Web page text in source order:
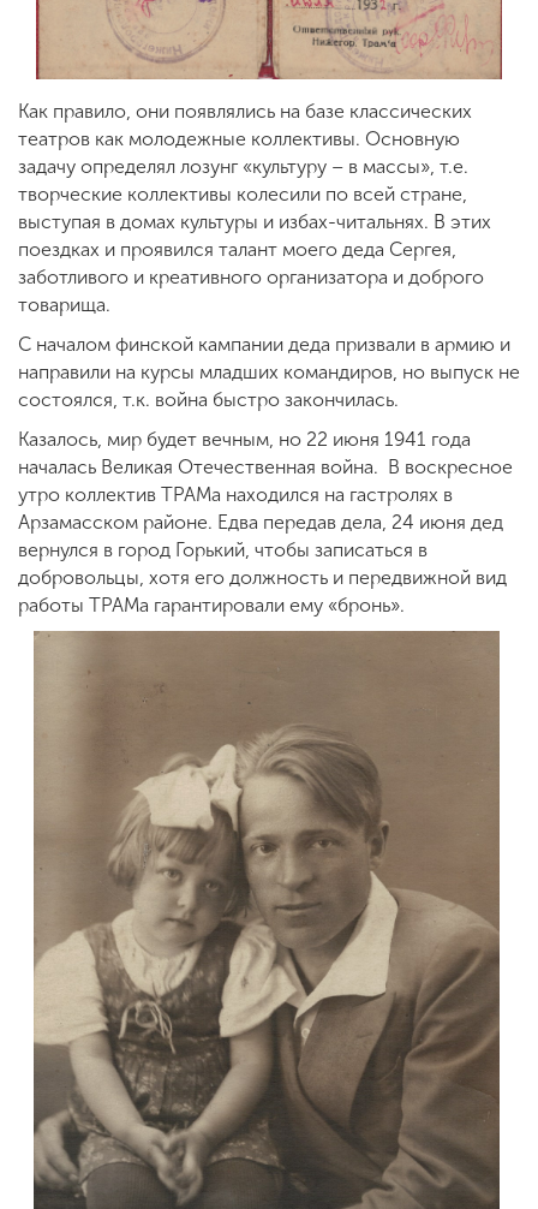
Как правило, они появлялись на базе классических
театров как молодежные коллективы. Основную
задачу определял лозунг «культуру – в массы», т.е.
творческие коллективы колесили по всей стране,
выступая в домах культуры и избах-читальнях. В этих
поездках и проявился талант моего деда Сергея,
заботливого и креативного организатора и доброго
товарища.
С началом финской кампании деда призвали в армию и
направили на курсы младших командиров, но выпуск не
состоялся, т.к. война быстро закончилась.
Казалось, мир будет вечным, но 22 июня 1941 года
началась Великая Отечественная война. В воскресное
утро коллектив ТРАМа находился на гастролях в
Арзамасском районе. Едва передав дела, 24 июня дед
вернулся в город Горький, чтобы записаться в
добровольцы, хотя его должность и передвижной вид
работы ТРАМа гарантировали ему «бронь».